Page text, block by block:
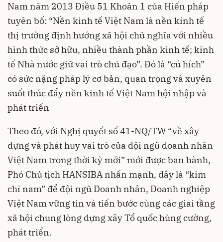
Nam năm 2013 Điều 51 Khoản 1 của Hiến pháp
tuyên bố: “Nền kinh tế Việt Nam là nền kinh tế
thị trường định hướng xã hội chủ nghĩa với nhiều
hình thức sở hữu, nhiều thành phần kinh tế; kinh
tế Nhà nước giữ vai trò chủ đạo”. Đó là “cú hích”
có sức nặng pháp lý cơ bản, quan trọng và xuyên
suốt thúc đẩy nền kinh tế Việt Nam hội nhập và
phát triển
Theo đó, với Nghị quyết số 41-NQ/TW “về xây
dựng và phát huy vai trò của đội ngũ doanh nhân
Việt Nam trong thời kỳ mới” mới được ban hành,
Phó Chủ tịch HANSIBA nhấn mạnh, đây là “kim
chỉ nam” để đội ngũ Doanh nhân, Doanh nghiệp
Việt Nam vững tin và tiến bước cùng các giai tầng
xã hội chung lòng dựng xây Tổ quốc hùng cường,
phát triển.